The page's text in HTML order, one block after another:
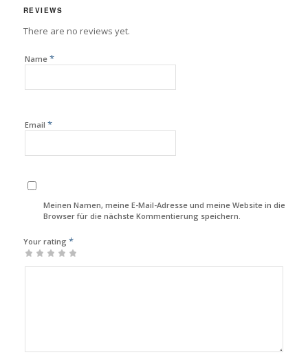
REVIEWS
There are no reviews yet.
Name *
Email *
Meinen Namen, meine E-Mail-Adresse und meine Website in diesem
Browser für die nächste Kommentierung speichern.
Your rating *
1
2
3
4
5